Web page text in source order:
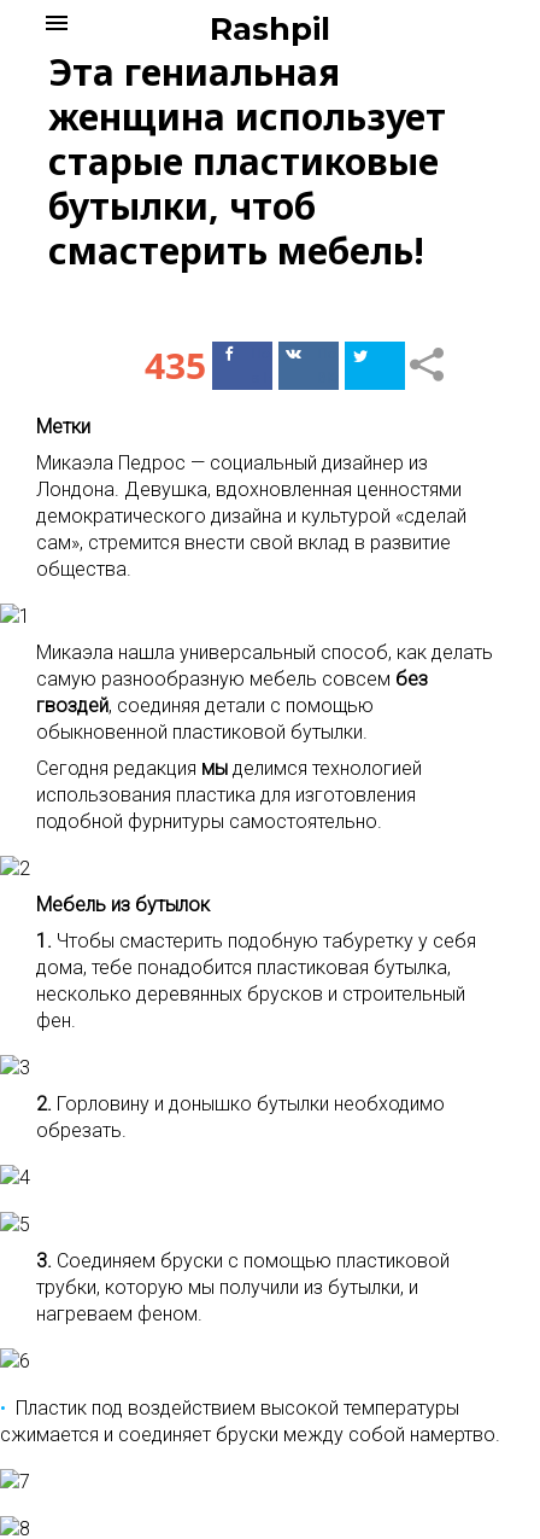
content
Rashpil
menu
Эта гениальная
женщина использует
старые пластиковые
бутылки, чтоб
смастерить мебель!
435
ПоделитьсяПоделиться
Метки
Микаэла Педрос — социальный дизайнер из
Лондона. Девушка, вдохновленная ценностями
демократического дизайна и культурой «сделай
сам», стремится внести свой вклад в развитие
общества.
Микаэла нашла универсальный способ, как делать
самую разнообразную мебель совсем без
гвоздей, соединяя детали с помощью
обыкновенной пластиковой бутылки.
Сегодня редакция мы делимся технологией
использования пластика для изготовления
подобной фурнитуры самостоятельно.
Мебель из бутылок
1. Чтобы смастерить подобную табуретку у себя
дома, тебе понадобится пластиковая бутылка,
несколько деревянных брусков и строительный
фен.
2. Горловину и донышко бутылки необходимо
обрезать.
3. Соединяем бруски с помощью пластиковой
трубки, которую мы получили из бутылки, и
нагреваем феном.
Пластик под воздействием высокой температуры
сжимается и соединяет бруски между собой намертво.